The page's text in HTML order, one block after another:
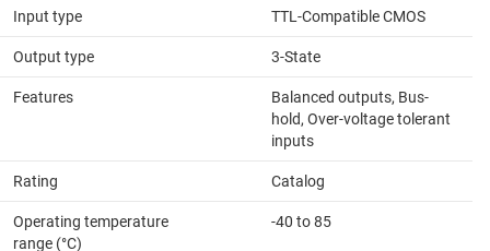
Input type TTL-Compatible CMOS
Output type 3-State
Features
Balanced outputs, Bus-
hold, Over-voltage tolerant
inputs
Rating Catalog
Operating temperature
range (°C)
-40 to 85